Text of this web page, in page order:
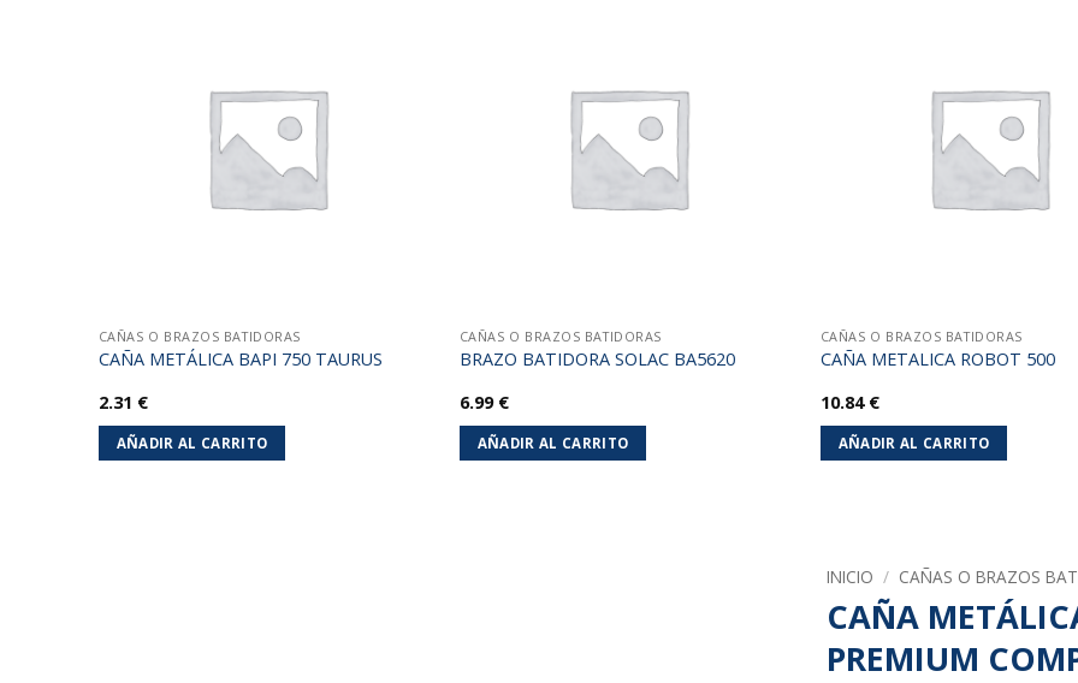
CAÑAS O BRAZOS BATIDORAS
CAÑA METÁLICA BAPI 750 TAURUS
2.31 €
AÑADIR AL CARRITO
CAÑAS O BRAZOS BATIDORAS
BRAZO BATIDORA SOLAC BA5620
6.99 €
AÑADIR AL CARRITO
CAÑAS O BRAZOS BATIDORAS
CAÑA METALICA ROBOT 500
10.84 €
AÑADIR AL CARRITO
INICIO / CAÑAS O BRAZOS
CAÑA
PREMIUM